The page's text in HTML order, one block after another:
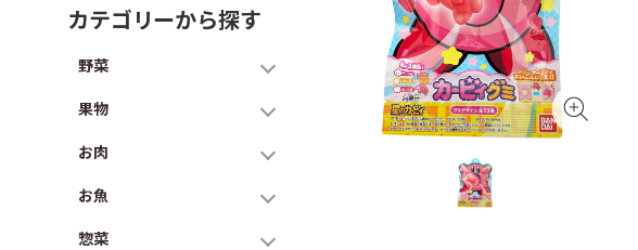
カテゴリーから探す
野菜
果物
お肉
お魚
惣菜